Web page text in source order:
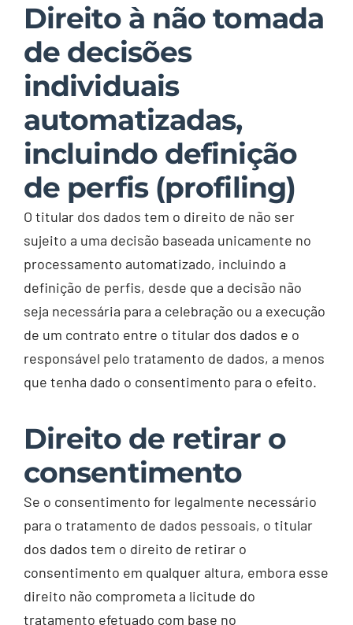
Direito à não tomada
de decisões
individuais
automatizadas,
incluindo definição
de perfis (profiling)
O titular dos dados tem o direito de não ser
sujeito a uma decisão baseada unicamente no
processamento automatizado, incluindo a
definição de perfis, desde que a decisão não
seja necessária para a celebração ou a execução
de um contrato entre o titular dos dados e o
responsável pelo tratamento de dados, a menos
que tenha dado o consentimento para o efeito.
Direito de retirar o
consentimento
Se o consentimento for legalmente necessário
para o tratamento de dados pessoais, o titular
dos dados tem o direito de retirar o
consentimento em qualquer altura, embora esse
direito não comprometa a licitude do
tratamento efetuado com base no